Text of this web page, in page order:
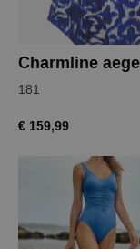
181
€ 159,99